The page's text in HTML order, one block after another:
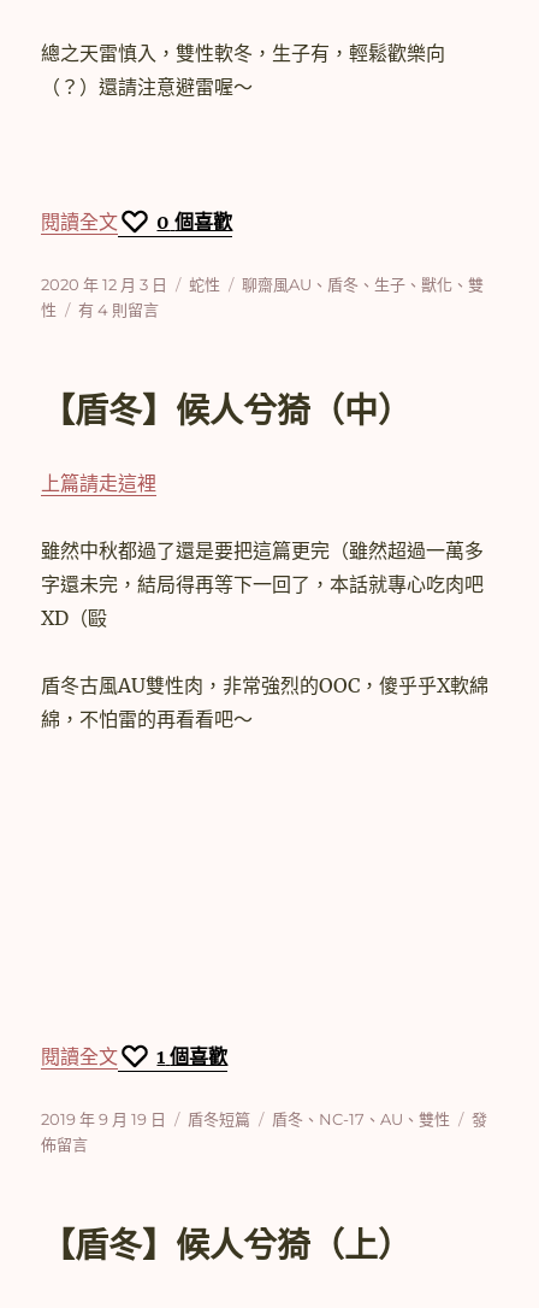
總之天雷慎入，雙性軟冬，生子有，輕鬆歡樂向
（？）還請注意避雷喔～
閱讀全文〈【盾冬】蛇性 (6)〉
0 個喜歡
發
佈
2020 年 12 月 3 日
分
蛇性
標
聊齋風AU 、 盾冬 、 生子 、獸化 、雙
性
在
性
有 4 則留言
【盾冬】候人兮猗（中）
上篇請走這裡
雖然中秋都過了還是要把這篇更完（雖然超過一萬多
字還未完，結局得再等下一回了，本話就專心吃肉吧
XD（毆
盾冬古風AU雙性肉，非常強烈的OOC，傻乎乎X軟綿
綿，不怕雷的再看看吧～
閱讀全文〈【盾冬】候人兮猗（中）〉
1 個喜歡
發
佈
2019 年 9 月 19 日
分
盾冬短篇
標
盾冬 、 NC-17 、AU 、雙性
在
發
佈留言
【盾冬】候人兮猗（上）